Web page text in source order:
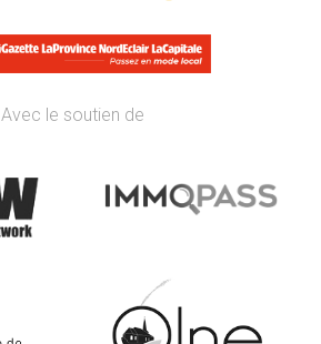
Avec le soutien de